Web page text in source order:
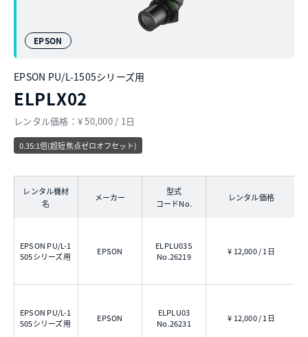
EPSON
EPSON PU/L-1505シリーズ用
ELPLX02
レンタル価格：¥ 50,000 / 1日
0.35:1倍(超短焦点ゼロオフセット)
レンタル機材
名
メーカー
型式
コードNo.
レンタル価格
EPSON PU/L-1
505シリーズ用
EPSON
ELPLU03S
No.26219
¥ 12,000 / 1日
EPSON PU/L-1
505シリーズ用
EPSON
ELPLU03
No.26231
¥ 12,000 / 1日